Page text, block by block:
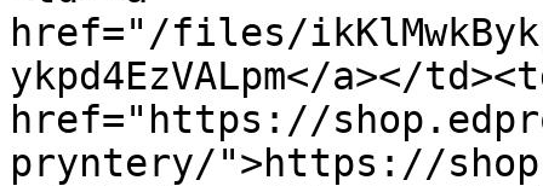
href="/files/
ykpd4EzVALpm</a></
href="https://
pryntery/">https://